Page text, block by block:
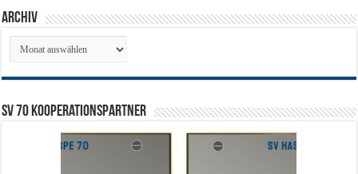
Archiv
Archiv
SV 70 Kooperationspartner